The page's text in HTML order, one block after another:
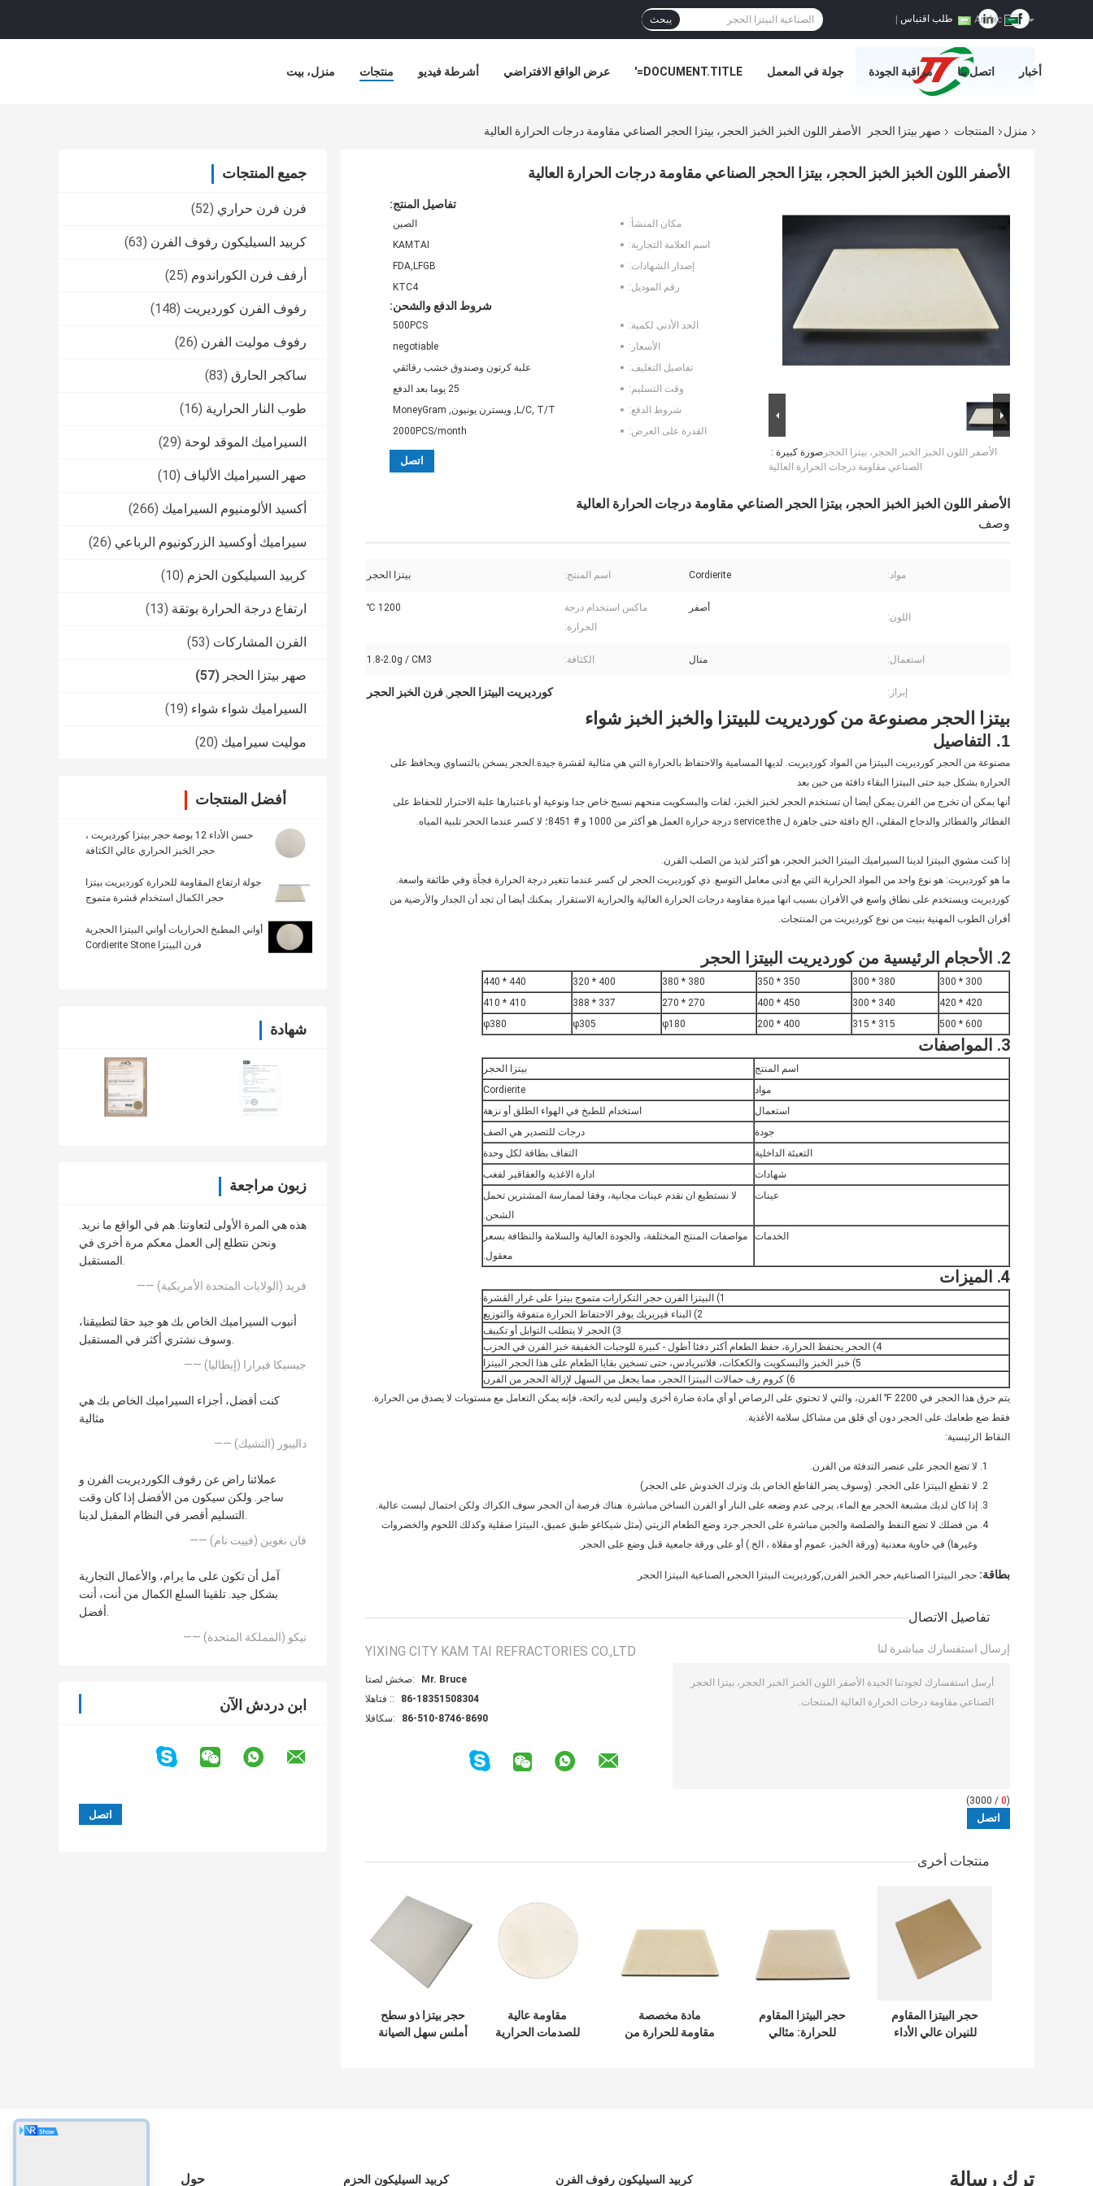
طلب اقتباس يبحث
منزل، بيت منتجات أشرطة فيديو عرض الواقع الافتراضي DOCUMENT.TITLE=' جولة في المعمل مراقبة الجودة اتصل بنا أخبار
منزل
المنتجات صهر بيتزا الحجر الأصفر اللون الخبز الخبز الحجر، بيتزا الحجر الصناعي مقاومة درجات الحرارة العالية
جميع المنتجات
فرن فرن حراري (52)
كربيد السيليكون رفوف الفرن (63)
أرفف فرن الكوراندوم (25)
رفوف الفرن كورديريت (148)
رفوف موليت الفرن (26)
ساكجر الحارق (83)
طوب النار الحرارية (16)
السيراميك الموقد لوحة (29)
صهر السيراميك الألياف (10)
أكسيد الألومنيوم السيراميك (266)
سيراميك أوكسيد الزركونيوم الرباعي (26)
كربيد السيليكون الحزم (10)
ارتفاع درجة الحرارة بوتقة (13)
الفرن المشاركات (53)
صهر بيتزا الحجر (57)
السيراميك شواء شواء (19)
موليت سيراميك (20)
أفضل المنتجات
حسن الأداء 12 بوصة حجر بيتزا كورديريت ،
حجر الخبز الحراري عالي الكثافة
جولة ارتفاع المقاومة للحرارة كورديريت بيتزا
حجر الكمال استخدام قشرة متموج
أواني المطبخ الحراريات أواني البيتزا الحجرية
فرن البيتزا Cordierite Stone
شهادة
زبون مراجعة
هذه هي المرة الأولى لتعاوننا. هم في الواقع ما نريد.
ونحن نتطلع إلى العمل معكم مرة أخرى في
المستقبل.
—— فريد (الولايات المتحدة الأمريكية)
أنبوب السيراميك الخاص بك هو جيد حقا لتطبيقنا،
وسوف نشتري أكثر في المستقبل.
—— جيسيكا فيرارا (إيطاليا)
كنت أفضل، أجزاء السيراميك الخاص بك هي
مثالية
—— داليبور (التشيك)
عملائنا راض عن رفوف الكورديريت الفرن و
ساجر. ولكن سيكون من الأفضل إذا كان وقت
التسليم أقصر في النظام المقبل لدينا.
—— فان نغوين (فييت نام)
آمل أن تكون على ما يرام، والأعمال التجارية
بشكل جيد. تلقينا السلع الكمال من أنت، أنت
أفضل.
—— نيكو (المملكة المتحدة)
ابن دردش الآن
الأصفر اللون الخبز الخبز الحجر، بيتزا الحجر الصناعي مقاومة درجات الحرارة العالية
صورة كبيرة : الأصفر اللون الخبز الخبز الحجر، بيتزا الحجر
الصناعي مقاومة درجات الحرارة العالية
تفاصيل المنتج:
مكان المنشأ:
الصين
اسم العلامة التجارية:
KAMTAI
إصدار الشهادات:
FDA,LFGB
رقم الموديل:
KTC4
شروط الدفع والشحن:
الحد الأدنى لكمية:
500PCS
الأسعار:
negotiable
تفاصيل التغليف:
علبة كرتون وصندوق خشب رقائقي
وقت التسليم:
25 يوما بعد الدفع
شروط الدفع:
L/C, T/T, ويسترن يونيون, MoneyGram
القدرة على العرض:
2000PCS/month
اتصل
الأصفر اللون الخبز الخبز الحجر، بيتزا الحجر الصناعي مقاومة درجات الحرارة العالية
وصف
مواد: Cordierite اسم المنتج: بيتزا الحجر
اللون:
أصفر
ماكس استخدام درجة
الحرارة:
1200 ℃
استعمال: منال الكثافة: 1.8-2.0g / CM3
إبراز: كورديريت البيتزا الحجر , فرن الخبز الحجر
بيتزا الحجر مصنوعة من كورديريت للبيتزا والخبز الخبز شواء
1. التفاصيل
مصنوعة من الحجر كورديريت البيتزا من المواد كورديريت. لديها المسامية والاحتفاظ بالحرارة التي هي مثالية لقشرة جيدة.الحجر يسخن بالتساوي ويحافظ على
الحرارة بشكل جيد حتى البيتزا البقاء دافئة من حين بعد
أنها يمكن أن تخرج من الفرن.يمكن أيضا أن تستخدم الحجر لخبز الخبز، لفات والبسكويت منحهم نسيج خاص جدا ونوعية أو باعتبارها علبة الاحترار للحفاظ على
الفطائر والفطائر والدجاج المقلي، الخ دافئة حتى جاهزة ل service.the درجة حرارة العمل هو أكثر من 1000 و # 8451؛ لا كسر عندما الحجر تلبية المياه.
إذا كنت مشوي البيتزا لدينا السيراميك البيتزا الخبز الحجر، هو أكثر لذيذ من الصلب الفرن.
ما هو كورديريت: هو نوع واحد من المواد الحرارية التي مع أدنى معامل التوسع. ذي كورديريت الحجر لن كسر عندما تتغير درجة الحرارة فجأة وفي طائفة واسعة.
كورديريت ويستخدم على نطاق واسع في الأفران بسبب انها ميزة مقاومة درجات الحرارة العالية والحرارية الاستقرار. يمكنك أيضا أن تجد أن الجدار والأرضية من
أفران الطوب المهنية بنيت من نوع كورديريت من المنتجات.
2. الأحجام الرئيسية من كورديريت البيتزا الحجر
300 * 300
380 * 300
350 * 350
380 * 380
400 * 320
440 * 440
420 * 420
340 * 300
450 * 400
270 * 270
337 * 388
410 * 410
600 * 500
315 * 315
400 * 200
φ180
φ305
φ380
3. المواصفات
اسم المنتج
بيتزا الحجر
مواد
Cordierite
استعمال
استخدام للطبخ في الهواء الطلق أو نزهة
جودة
درجات للتصدير هي الصف
التعبئة الداخلية
التفاف بطاقة لكل وحدة
شهادات
ادارة الاغذية والعقاقير لفغب
عينات
لا نستطيع ان نقدم عينات مجانية، وفقا لممارسة المشترين تحمل
الشحن.
الخدمات
مواصفات المنتج المختلفة، والجودة العالية والسلامة والنظافة بسعر
معقول.
4. الميزات
1) البيتزا الفرن حجر التكرارات متموج بيتزا على غرار القشرة
2) البناء فيربريك يوفر الاحتفاظ الحرارة متفوقة والتوزيع
3) الحجر لا يتطلب التوابل أو تكييف
4) الحجر يحتفظ الحرارة، حفظ الطعام أكثر دفئا أطول - كبيرة للوجبات الخفيفة خبز الفرن في الحزب
5) خبز الخبز والبسكويت والكعكات، فلاتبريادس، حتى تسخين بقايا الطعام على هذا الحجر البيتزا
6) كروم رف حمالات البيتزا الحجر، مما يجعل من السهل لإزالة الحجر من الفرن
يتم حرق هذا الحجر في 2200 ℉ الفرن، والتي لا تحتوي على الرصاص أو أي مادة ضارة أخرى وليس لديه رائحة، فإنه يمكن التعامل مع مستويات لا يصدق من الحرارة.
فقط ضع طعامك على الحجر دون أي قلق من مشاكل سلامة الأغذية.
النقاط الرئيسية:
لا تضع الحجر على عنصر التدفئة من الفرن.
لا تقطع البيتزا على الحجر. (وسوف يضر القاطع الخاص بك وترك الخدوش على الحجر)
إذا كان لديك مشبعة الحجر مع الماء، يرجى عدم وضعه على النار أو الفرن الساخن مباشرة. هناك فرصة أن الحجر سوف الكراك ولكن احتمال ليست عالية.
من فضلك لا تضع النفط والصلصة والجبن مباشرة على الحجر.جرد وضع الطعام الزيتي (مثل شيكاغو طبق عميق، البيتزا صقلية وكذلك اللحوم والخضروات
وغيرها) في حاوية معدنية (ورقة الخبز، عموم أو مقلاة ، الخ.) أو على ورقة جامعية قبل وضع على الحجر.
بطاقة: حجر البيتزا الصناعية, حجر الخبز الفرن,كورديريت البيتزا الحجر , الصناعية البيتزا الحجر
تفاصيل الاتصال
YIXING CITY KAM TAI REFRACTORIES CO.,LTD
اتصل شخص:
Mr. Bruce
الهاتف ::
86-18351508304
الفاكس:
86-510-8746-8690
إرسال استفسارك مباشرة لنا
(
0
/ 3000)
منتجات أخرى
حجر البيتزا المقاوم
للنيران عالي الأداء
حجر البيتزا المقاوم
للحرارة: مثالي
مادة مخصصة
مقاومة للحرارة من
مقاومة عالية
للصدمات الحرارية
حجر بيتزا ذو سطح
أملس سهل الصيانة
حول كربيد السيليكون الحزم كربيد السيليكون رفوف الفرن ترك رسالة